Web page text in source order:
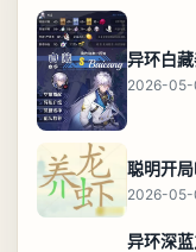
2026-
2026-
异环深